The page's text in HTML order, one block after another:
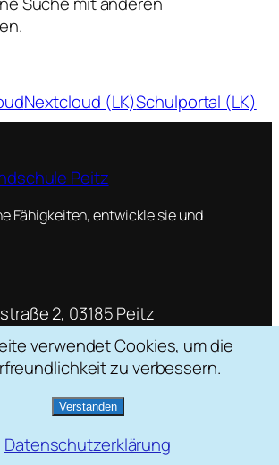
Nextcloud (LK)Schulportal (LK)
Peitz
Fähigkeiten, entwickle sie und
2, 03185 Peitz
035601 / 22088
peitz.de
verwendet Cookies, um die
zu verbessern.
Verstanden
Datenschutzerklärung